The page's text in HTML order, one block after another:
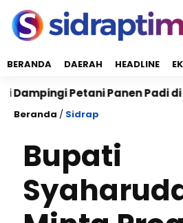
BERANDA DAERAH HEADLINE
Petani Panen Padi di Pitu
Beranda / Sidrap
Bupati